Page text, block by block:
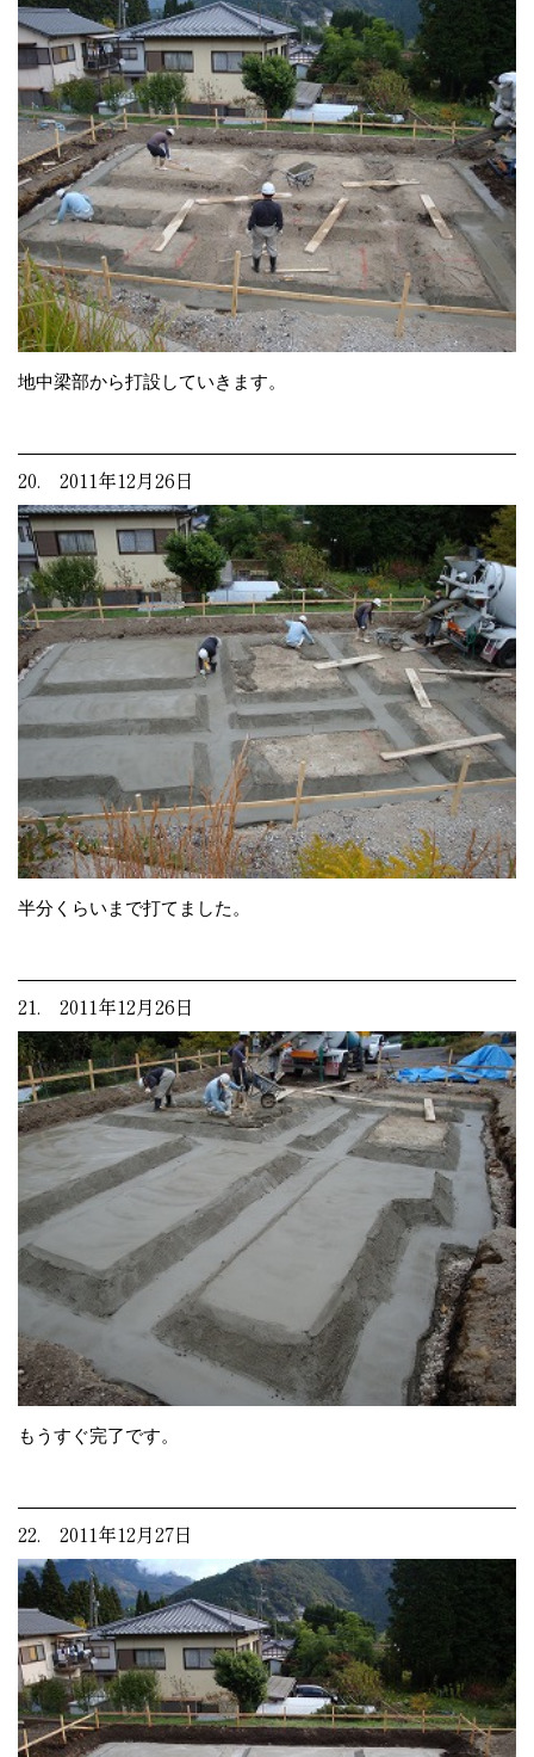
地中梁部から打設していきます。
20. 2011年12月26日
半分くらいまで打てました。
21. 2011年12月26日
もうすぐ完了です。
22. 2011年12月27日